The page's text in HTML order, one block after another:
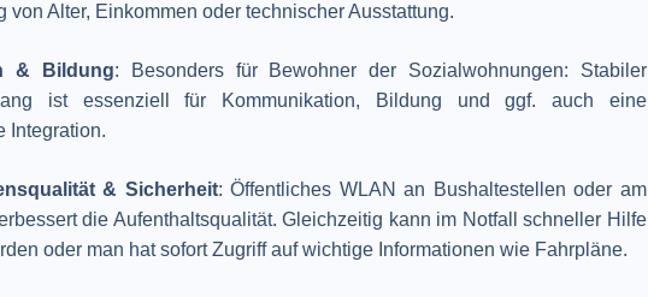
von Alter, Einkommen oder technischer Ausstattung.
& Bildung: Besonders für Bewohner der Sozialwohnungen: Stabiler
ist essenziell für Kommunikation, Bildung und ggf. auch eine
Integration.
& Sicherheit: Öffentliches WLAN an Bushaltestellen oder am
die Aufenthaltsqualität. Gleichzeitig kann im Notfall schneller Hilfe
oder man hat sofort Zugriff auf wichtige Informationen wie Fahrpläne.